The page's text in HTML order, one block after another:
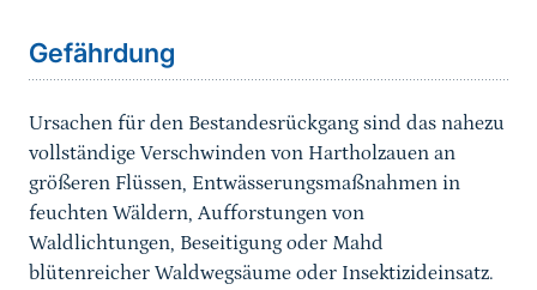
Gefährdung
Ursachen für den Bestandesrückgang sind das nahezu
vollständige Verschwinden von Hartholzauen an
größeren Flüssen, Entwässerungsmaßnahmen in
feuchten Wäldern, Aufforstungen von
Waldlichtungen, Beseitigung oder Mahd
blütenreicher Waldwegsäume oder Insektizideinsatz.